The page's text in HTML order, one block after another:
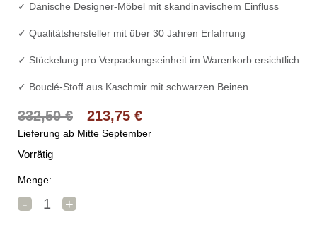
✓ Dänische Designer-Möbel mit skandinavischem Einfluss
✓ Qualitätshersteller mit über 30 Jahren Erfahrung
✓ Stückelung pro Verpackungseinheit im Warenkorb ersichtlich
✓ Bouclé-Stoff aus Kaschmir mit schwarzen Beinen
332,50€ Ursprünglicher Preis war: 332,50
213,75 €
Lieferung ab Mitte September
Vorrätig
Menge:
-
DAN-FORM PLENTI Stuhl Grau Menge
+